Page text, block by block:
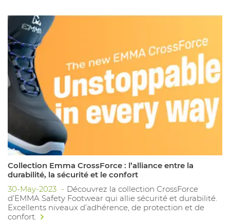
Collection Emma CrossForce : l’alliance entre la
durabilité, la sécurité et le confort
30-May-2023
Découvrez la collection CrossForce
d’EMMA Safety Footwear qui allie sécurité et durabilité.
Excellents niveaux d’adhérence, de protection et de
confort.